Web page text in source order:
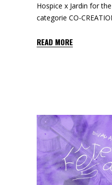
Hospice x Jardin for
categorie CO-
READ MORE